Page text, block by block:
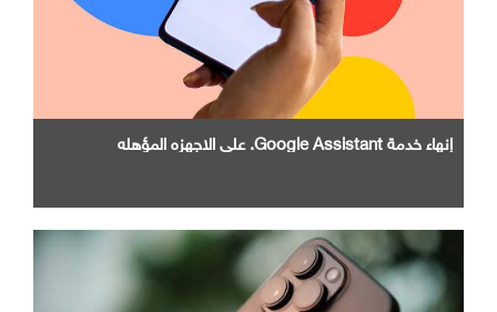
إنهاء خدمة Google Assistant. علي الاجهزه المؤهله